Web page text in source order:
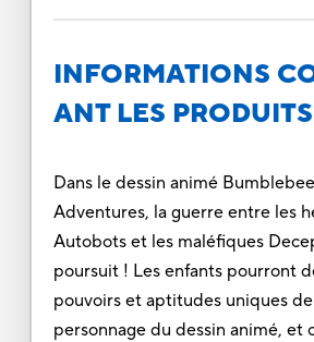
INFORMATIONS
ANT LES PRODUITS
Dans le dessin animé
Adventures, la guerre entre les
Autobots et les maléfiques
poursuit ! Les enfants pourront
pouvoirs et aptitudes uniques
personnage du dessin animé, et